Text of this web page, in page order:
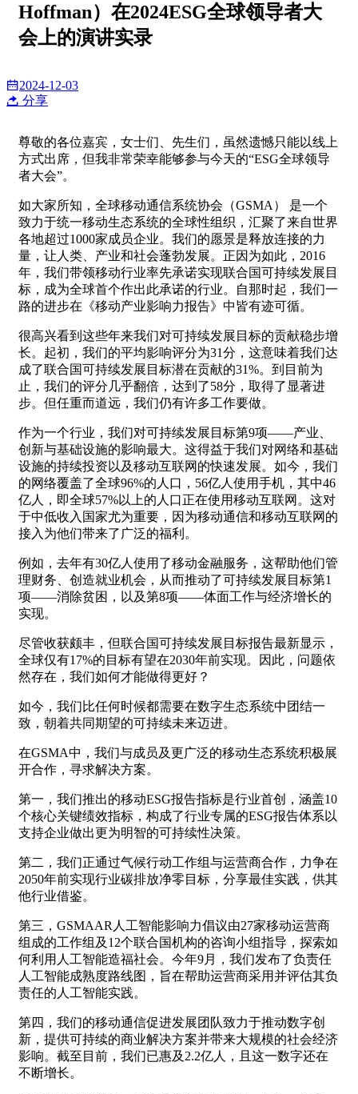
Hoffman）在2024ESG全球领导者大
会上的演讲实录
2024-12-03
分享
尊敬的各位嘉宾，女士们、先生们，虽然遗憾只能以线上
方式出席，但我非常荣幸能够参与今天的“ESG全球领导
者大会”。
如大家所知，全球移动通信系统协会（GSMA） 是一个
致力于统一移动生态系统的全球性组织，汇聚了来自世界
各地超过1000家成员企业。我们的愿景是释放连接的力
量，让人类、产业和社会蓬勃发展。正因为如此，2016
年，我们带领移动行业率先承诺实现联合国可持续发展目
标，成为全球首个作出此承诺的行业。自那时起，我们一
路的进步在《移动产业影响力报告》中皆有迹可循。
很高兴看到这些年来我们对可持续发展目标的贡献稳步增
长。起初，我们的平均影响评分为31分，这意味着我们达
成了联合国可持续发展目标潜在贡献的31%。到目前为
止，我们的评分几乎翻倍，达到了58分，取得了显著进
步。但任重而道远，我们仍有许多工作要做。
作为一个行业，我们对可持续发展目标第9项——产业、
创新与基础设施的影响最大。这得益于我们对网络和基础
设施的持续投资以及移动互联网的快速发展。如今，我们
的网络覆盖了全球96%的人口，56亿人使用手机，其中46
亿人，即全球57%以上的人口正在使用移动互联网。这对
于中低收入国家尤为重要，因为移动通信和移动互联网的
接入为他们带来了广泛的福利。
例如，去年有30亿人使用了移动金融服务，这帮助他们管
理财务、创造就业机会，从而推动了可持续发展目标第1
项——消除贫困，以及第8项——体面工作与经济增长的
实现。
尽管收获颇丰，但联合国可持续发展目标报告最新显示，
全球仅有17%的目标有望在2030年前实现。因此，问题依
然存在，我们如何才能做得更好？
如今，我们比任何时候都需要在数字生态系统中团结一
致，朝着共同期望的可持续未来迈进。
在GSMA中，我们与成员及更广泛的移动生态系统积极展
开合作，寻求解决方案。
第一，我们推出的移动ESG报告指标是行业首创，涵盖10
个核心关键绩效指标，构成了行业专属的ESG报告体系以
支持企业做出更为明智的可持续性决策。
第二，我们正通过气候行动工作组与运营商合作，力争在
2050年前实现行业碳排放净零目标，分享最佳实践，供其
他行业借鉴。
第三，GSMAAR人工智能影响力倡议由27家移动运营商
组成的工作组及12个联合国机构的咨询小组指导，探索如
何利用人工智能造福社会。今年9月，我们发布了负责任
人工智能成熟度路线图，旨在帮助运营商采用并评估其负
责任的人工智能实践。
第四，我们的移动通信促进发展团队致力于推动数字创
新，提供可持续的商业解决方案并带来大规模的社会经济
影响。截至目前，我们已惠及2.2亿人，且这一数字还在
不断增长。